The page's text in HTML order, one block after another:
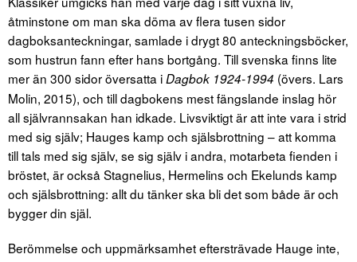
åtminstone om man ska döma av flera tusen sidor
dagboksanteckningar, samlade i drygt 80 anteckningsböcker,
som hustrun fann efter hans bortgång. Till svenska finns lite
mer än 300 sidor översatta iDagbok 1924-1994 (övers. Lars
Molin, 2015), och till dagbokens mest fängslande inslag hör
all självrannsakan han idkade. Livsviktigt är att inte vara i strid
med sig själv; Hauges kamp och själsbrottning – att komma
till tals med sig själv, se sig själv i andra, motarbeta fienden i
bröstet, är också Stagnelius, Hermelins och Ekelunds kamp
och själsbrottning: allt du tänker ska bli det som både är och
bygger din själ.
Berömmelse och uppmärksamhet eftersträvade Hauge inte,